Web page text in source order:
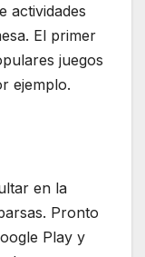
actividades
El primer
juegos
ejemplo.
en la
Pronto
Play y